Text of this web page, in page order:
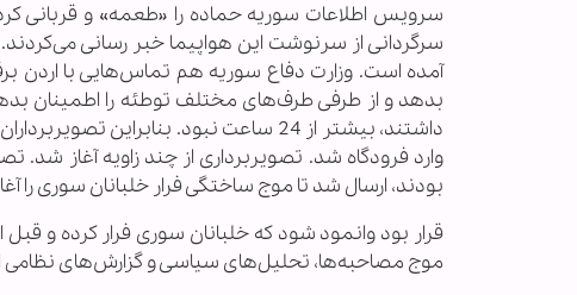
سرگردانی از سرنوشت این هواپیما خبر رسانی
آمده است. وزارت دفاع سوریه هم تماس‌هایی با اردن
بدهد و از طرفی طرف‌های مختلف توطئه را اطمینان‌
وارد فرودگاه شد. تصویربرداری از چند زاویه آغاز شد.
بودند، ارسال شد تا موج ساختگی فرار خلبانان سوری را
قرار بود وانمود شود که خلبانان سوری فرار کرده و
موج مصاحبه‌ها، تحلیل‌های سیاسی و گزارش‌های نظامی